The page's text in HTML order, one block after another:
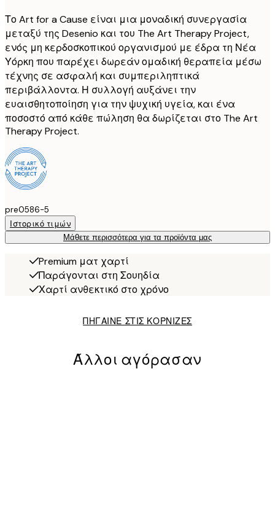
Το Art for a Cause είναι μια μοναδική συνεργασία
μεταξύ της Desenio και του The Art Therapy Project,
ενός μη κερδοσκοπικού οργανισμού με έδρα τη Νέα
Υόρκη που παρέχει δωρεάν ομαδική θεραπεία μέσω
τέχνης σε ασφαλή και συμπεριληπτικά
περιβάλλοντα. Η συλλογή αυξάνει την
ευαισθητοποίηση για την ψυχική υγεία, και ένα
ποσοστό από κάθε πώληση θα δωρίζεται στο The Art
Therapy Project.
pre0586-5
Ιστορικό τιμών
Μάθετε περισσότερα για τα προϊόντα μας
Premium ματ χαρτί
Παράγονται στη Σουηδία
Χαρτί ανθεκτικό στο χρόνο
ΠΗΓΑΙΝΕ ΣΤΙΣ ΚΟΡΝΙΖΕΣ
Άλλοι αγόρασαν